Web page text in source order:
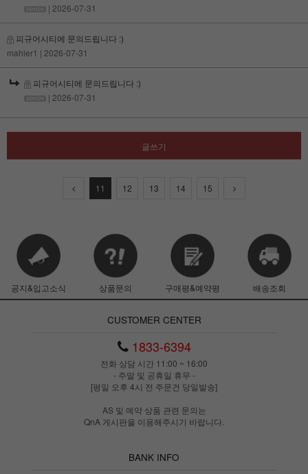
| 2026-07-31
피규어시티에 문의드립니다 :)
mahler1 | 2026-07-31
피규어시티에 문의드립니다 :)
| 2026-07-31
글쓰기
11 12 13 14 15
공지&입고소식 상품문의 구매평&예약평 배송조회
CUSTOMER CENTER
1833-6394
전화 상담 시간 11:00 ~ 16:00
- 주말 및 공휴일 휴무 -
[평일 오후 4시 전 주문건 당일발송]
AS 및 예약 상품 관련 문의는
QnA 게시판을 이용해주시기 바랍니다.
BANK INFO